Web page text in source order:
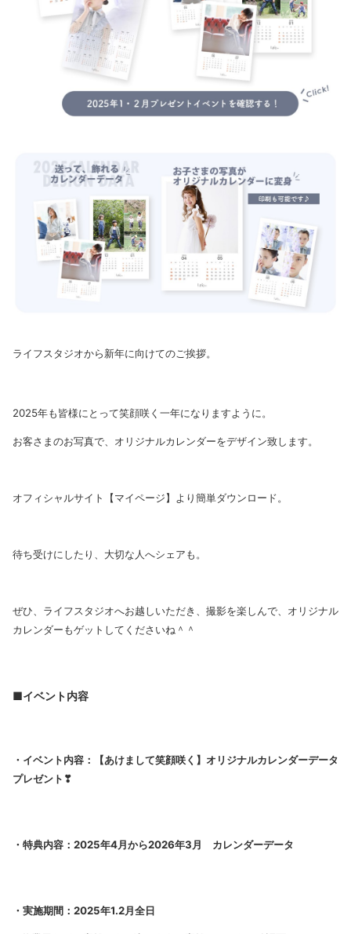
ライフスタジオから新年に向けてのご挨拶。
2025年も皆様にとって笑顔咲く一年になりますように。
お客さまのお写真で、オリジナルカレンダーをデザイン致します。
オフィシャルサイト【マイページ】より簡単ダウンロード。
待ち受けにしたり、大切な人へシェアも。
ぜひ、ライフスタジオへお越しいただき、撮影を楽しんで、オリジナル
カレンダーもゲットしてくださいね＾＾
■イベント内容
・イベント内容：
【あけまして笑顔咲く】オリジナルカレンダーデータ
プレゼント❣
・特典内容：2025年4月から2026年3月 カレンダーデータ
・実施期間：2025年1.2月全日